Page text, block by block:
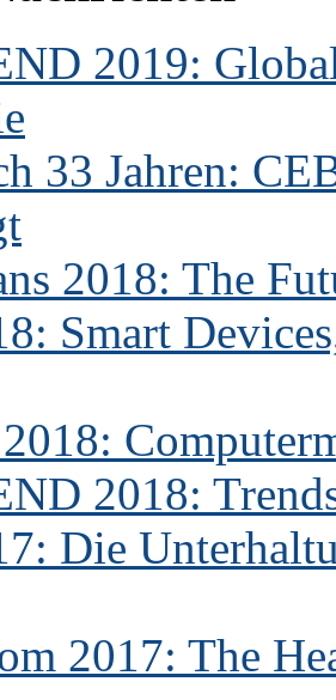
2019:
33 Jahren:
2018: The
Smart
2018:
Die
2017: The